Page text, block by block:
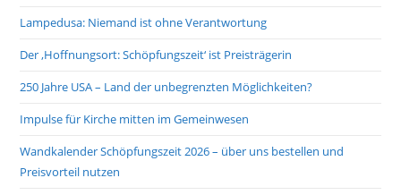
Lampedusa: Niemand ist ohne Verantwortung
Der ‚Hoffnungsort: Schöpfungszeit‘ ist Preisträgerin
250 Jahre USA – Land der unbegrenzten Möglichkeiten?
Impulse für Kirche mitten im Gemeinwesen
Wandkalender Schöpfungszeit 2026 – über uns bestellen und
Preisvorteil nutzen